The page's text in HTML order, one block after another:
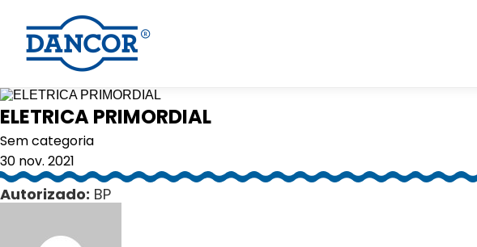
ELETRICA PRIMORDIAL
Sem categoria
30 nov. 2021
Autorizado: BP